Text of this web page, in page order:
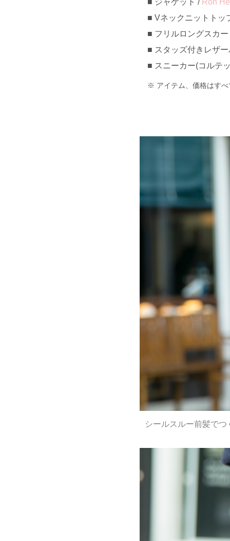
ジャケット / Ron
Vネックニットトッ
フリルロングスカ
スタッズ付きレザ
スニーカー(コルテ
アイテム、価格はす
シールスルー前髪で